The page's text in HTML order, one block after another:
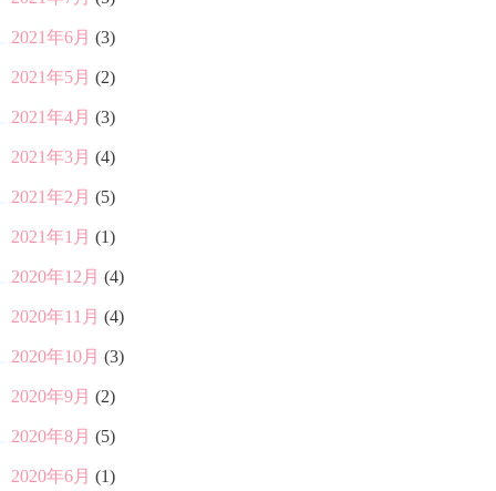
2021年6月 (3)
2021年5月 (2)
2021年4月 (3)
2021年3月 (4)
2021年2月 (5)
2021年1月 (1)
2020年12月 (4)
2020年11月 (4)
2020年10月 (3)
2020年9月 (2)
2020年8月 (5)
2020年6月 (1)